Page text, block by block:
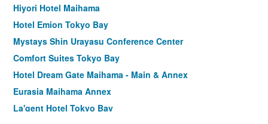
Hiyori Hotel Maihama
Hotel Emion Tokyo Bay
Mystays Shin Urayasu Conference Center
Comfort Suites Tokyo Bay
Hotel Dream Gate Maihama - Main & Annex
Eurasia Maihama Annex
La'gent Hotel Tokyo Bay